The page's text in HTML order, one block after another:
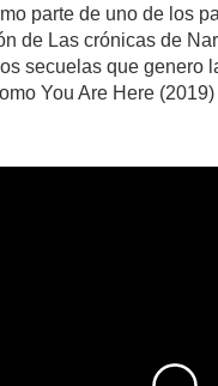
parte de uno de los
de Las crónicas de
secuelas que genero
You Are Here